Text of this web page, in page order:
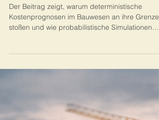
Kosten beherrschen, bevor Risiken
Realität werden
Kostenprognosen im Bauwesen an ihre Grenzen
Instrumente für ein wirksames Kosten- und
Risikomanagement.